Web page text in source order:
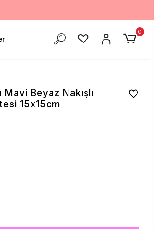
0
Beyaz Nakışlı
15x15cm